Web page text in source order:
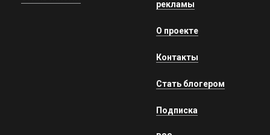
рекламы
О проекте
Контакты
Стать блогером
Подписка